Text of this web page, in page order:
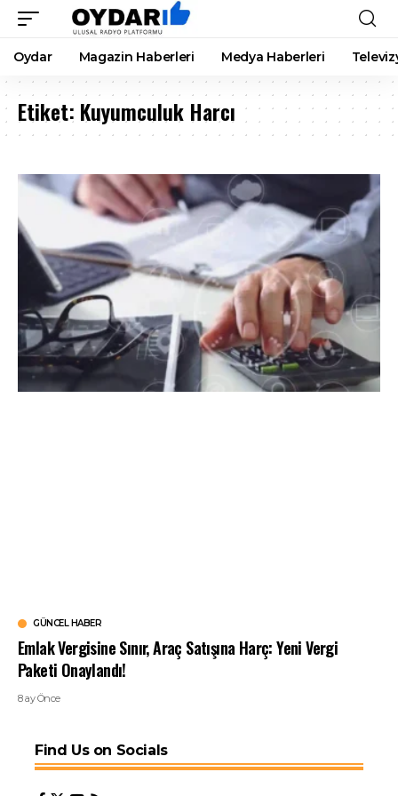
Oydar Magazin Haberleri Medya Haberleri
Etiket: Kuyumculuk Harcı
GÜNCEL HABER
Emlak Vergisine Sınır, Araç Satışına Harç: Yeni Vergi
Paketi Onaylandı!
8 ay Önce
Find Us on Socials